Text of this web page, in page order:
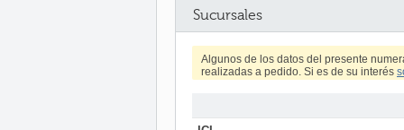
Sucursales
Algunos de los datos del presente
realizadas a pedido. Si es de su interés